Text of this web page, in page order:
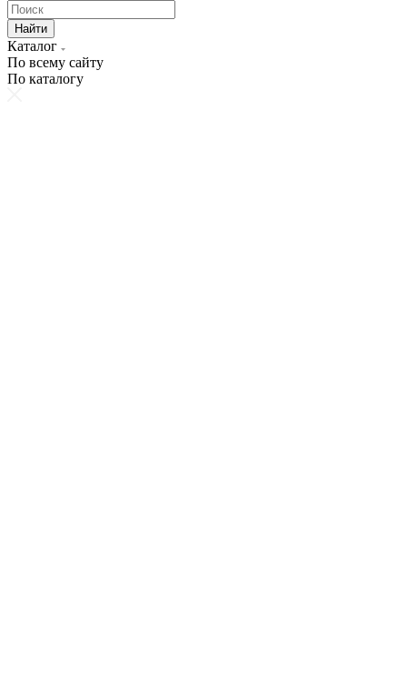
Найти
Каталог
По всему сайту
По каталогу